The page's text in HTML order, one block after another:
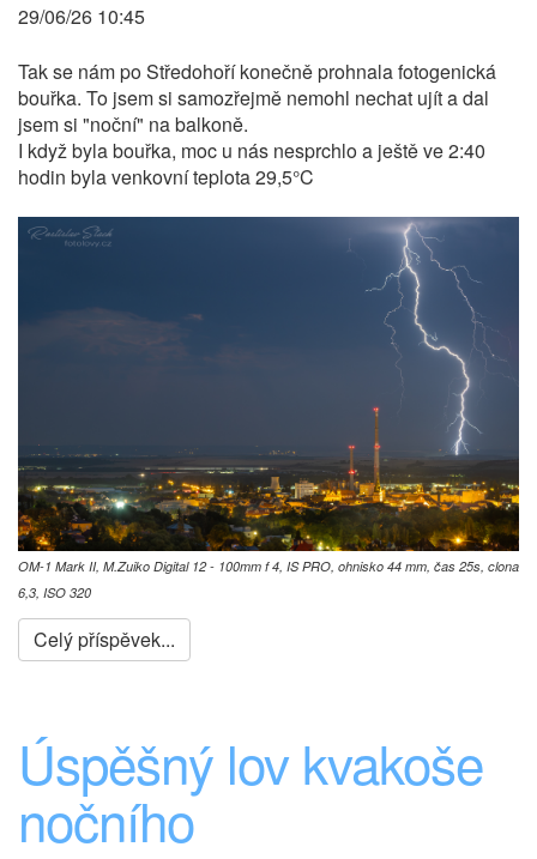
29/06/26 10:45
Tak se nám po Středohoří konečně prohnala fotogenická
bouřka. To jsem si samozřejmě nemohl nechat ujít a dal
jsem si "noční" na balkoně.
I když byla bouřka, moc u nás nesprchlo a ještě ve 2:40
hodin byla venkovní teplota 29,5°C
OM-1 Mark II, M.Zuiko Digital 12 - 100mm f 4, IS PRO, ohnisko 44 mm, čas 25s, clona
6,3, ISO 320
Celý příspěvek...
Úspěšný lov kvakoše
nočního